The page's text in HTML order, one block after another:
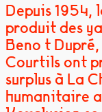
Depuis
produit des
Benoît
Courtils ont
surplus à La
humanitaire